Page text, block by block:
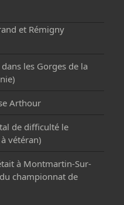
et Rémigny
les Gorges de la
Arthour
de difficulté le
vétéran)
à Montmartin-Sur-
championnat de